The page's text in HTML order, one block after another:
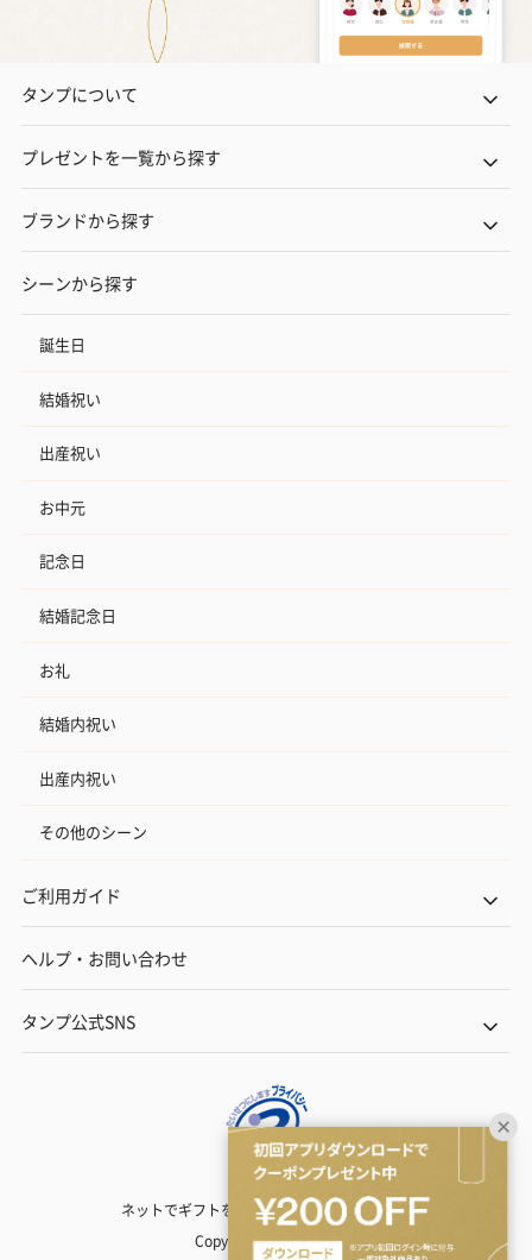
タンプについて
プレゼントを一覧から探す
ブランドから探す
シーンから探す
誕生日
結婚祝い
出産祝い
お中元
記念日
結婚記念日
お礼
結婚内祝い
出産内祝い
その他のシーン
ご利用ガイド
ヘルプ・お問い合わせ
タンプ公式SNS
ネットでギフトを贈るなら | TANP（タンプ）
Copyright© TANP Inc.